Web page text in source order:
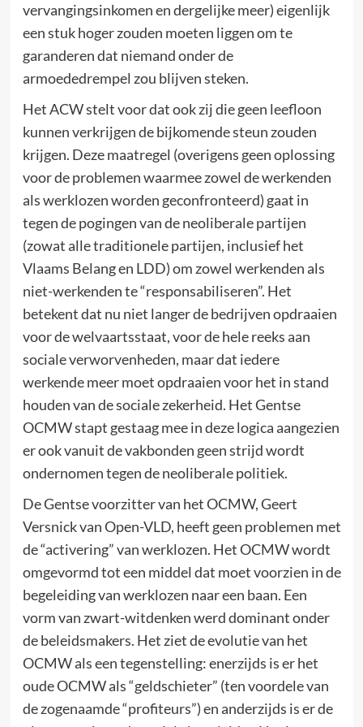
vervangingsinkomen en dergelijke meer) eigenlijk
een stuk hoger zouden moeten liggen om te
garanderen dat niemand onder de
armoededrempel zou blijven steken.
Het ACW stelt voor dat ook zij die geen leefloon
kunnen verkrijgen de bijkomende steun zouden
krijgen. Deze maatregel (overigens geen oplossing
voor de problemen waarmee zowel de werkenden
als werklozen worden geconfronteerd) gaat in
tegen de pogingen van de neoliberale partijen
(zowat alle traditionele partijen, inclusief het
Vlaams Belang en LDD) om zowel werkenden als
niet-werkenden te “responsabiliseren”. Het
betekent dat nu niet langer de bedrijven opdraaien
voor de welvaartsstaat, voor de hele reeks aan
sociale verworvenheden, maar dat iedere
werkende meer moet opdraaien voor het in stand
houden van de sociale zekerheid. Het Gentse
OCMW stapt gestaag mee in deze logica aangezien
er ook vanuit de vakbonden geen strijd wordt
ondernomen tegen de neoliberale politiek.
De Gentse voorzitter van het OCMW, Geert
Versnick van Open-VLD, heeft geen problemen met
de “activering” van werklozen. Het OCMW wordt
omgevormd tot een middel dat moet voorzien in de
begeleiding van werklozen naar een baan. Een
vorm van zwart-witdenken werd dominant onder
de beleidsmakers. Het ziet de evolutie van het
OCMW als een tegenstelling: enerzijds is er het
oude OCMW als “geldschieter” (ten voordele van
de zogenaamde “profiteurs”) en anderzijds is er de